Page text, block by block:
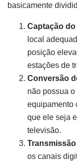
basicamente
Captação do
local
posição
estações de
Conversão
não possua
equipamento
que ele seja
televisão.
os canais